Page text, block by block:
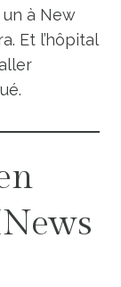
à New
Et l’hôpital